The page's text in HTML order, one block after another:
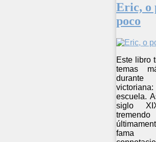
Eric, o
poco
Este libro
temas
durante
escuela.
siglo
fama